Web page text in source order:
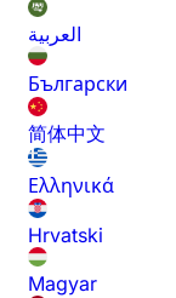
العربية
Български
简体中文
Ελληνικά
Hrvatski
Magyar